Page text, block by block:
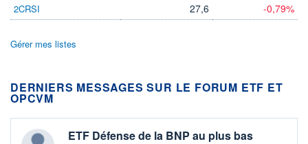
2CRSI 27,6 -0,79%
Gérer mes listes
DERNIERS MESSAGES SUR LE FORUM ETF ET
OPCVM
ETF Défense de la BNP au plus bas